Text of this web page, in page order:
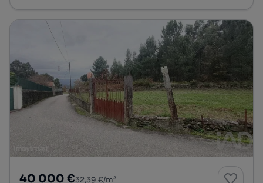
40 000 €32,39 €/m²